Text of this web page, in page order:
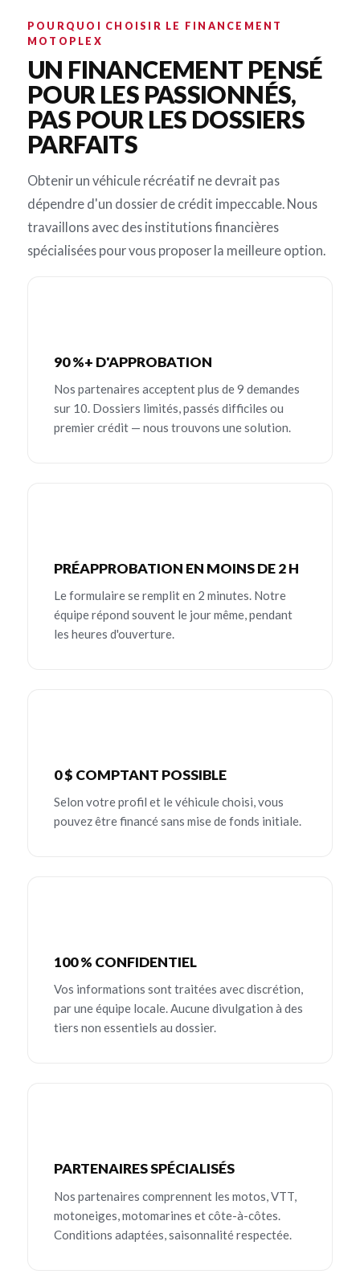
POURQUOI CHOISIR LE FINANCEMENT
MOTOPLEX
UN FINANCEMENT PENSÉ
POUR LES PASSIONNÉS,
PAS POUR LES DOSSIERS
PARFAITS
Obtenir un véhicule récréatif ne devrait pas
dépendre d'un dossier de crédit impeccable. Nous
travaillons avec des institutions financières
spécialisées pour vous proposer la meilleure option.
90 %+ D'APPROBATION
Nos partenaires acceptent plus de 9 demandes
sur 10. Dossiers limités, passés difficiles ou
premier crédit — nous trouvons une solution.
PRÉAPPROBATION EN MOINS DE 2 H
Le formulaire se remplit en 2 minutes. Notre
équipe répond souvent le jour même, pendant
les heures d'ouverture.
0 $ COMPTANT POSSIBLE
Selon votre profil et le véhicule choisi, vous
pouvez être financé sans mise de fonds initiale.
100 % CONFIDENTIEL
Vos informations sont traitées avec discrétion,
par une équipe locale. Aucune divulgation à des
tiers non essentiels au dossier.
PARTENAIRES SPÉCIALISÉS
Nos partenaires comprennent les motos, VTT,
motoneiges, motomarines et côte-à-côtes.
Conditions adaptées, saisonnalité respectée.